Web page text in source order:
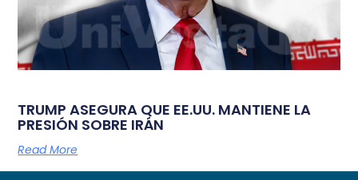
TRUMP ASEGURA QUE EE.UU. MANTIENE LA
PRESIÓN SOBRE IRÁN
Read More